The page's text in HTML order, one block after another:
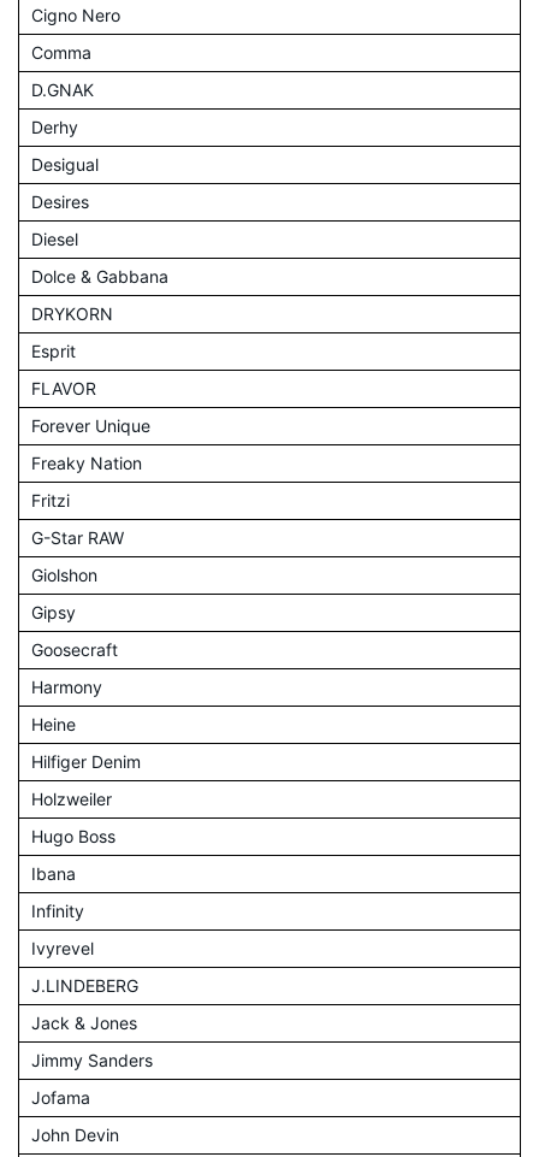
Cigno Nero
Comma
D.GNAK
Derhy
Desigual
Desires
Diesel
Dolce & Gabbana
DRYKORN
Esprit
FLAVOR
Forever Unique
Freaky Nation
Fritzi
G-Star RAW
Giolshon
Gipsy
Goosecraft
Harmony
Heine
Hilfiger Denim
Holzweiler
Hugo Boss
Ibana
Infinity
Ivyrevel
J.LINDEBERG
Jack & Jones
Jimmy Sanders
Jofama
John Devin